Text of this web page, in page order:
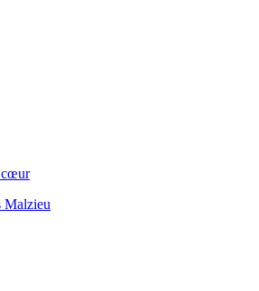
cœur
Malzieu